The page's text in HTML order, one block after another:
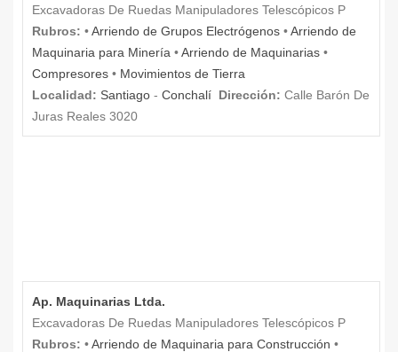
Excavadoras De Ruedas Manipuladores Telescópicos P
Rubros: •Arriendo de Grupos Electrógenos •Arriendo de
Maquinaria para Minería •Arriendo de Maquinarias •
Compresores • Movimientos de Tierra
Localidad: Santiago - Conchalí Dirección: Calle Barón De
Juras Reales 3020
Ap. Maquinarias Ltda.
Excavadoras De Ruedas Manipuladores Telescópicos P
Rubros: •Arriendo de Maquinaria para Construcción •